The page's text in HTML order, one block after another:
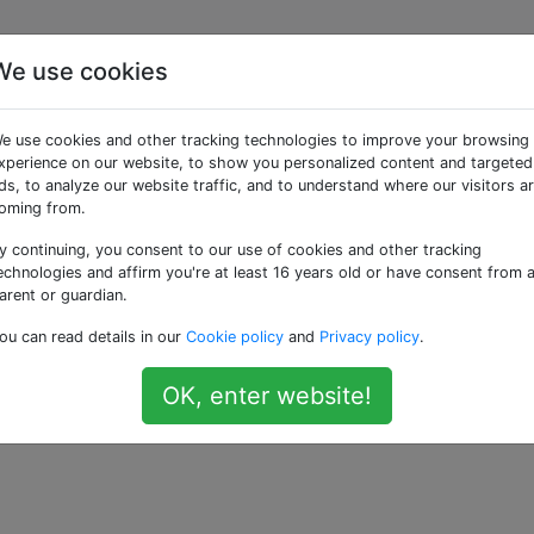
USB-Stick
USB-Stick, den ich mit Windows und OS X
und dann verschlüsselte Bilddateien (mehr als eine
4 GB) haben, die ich auf beiden mounten könnte, und die
Stick selbst zu tun.
Format?
use cookies
use cookies and other tracking technologies to improve your browsing
on our website, to show you personalized content and targeted
to analyze our website traffic, and to understand where our visitors
from.
continuing, you consent to our use of cookies and other tracking
and affirm you're at least 16 years old or have consent from a
or guardian.
can read details in our Cookie policy and Privacy policy.
OK, enter website!